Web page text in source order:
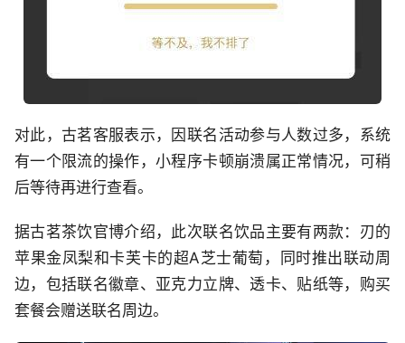
对此，古茗客服表示，因联名活动参与人数过多，系统
有一个限流的操作，小程序卡顿崩溃属正常情况，可稍
后等待再进行查看。
据古茗茶饮官博介绍，此次联名饮品主要有两款：刃的
苹果金凤梨和卡芙卡的超A芝士葡萄，同时推出联动周
边，包括联名徽章、亚克力立牌、透卡、贴纸等，购买
套餐会赠送联名周边。